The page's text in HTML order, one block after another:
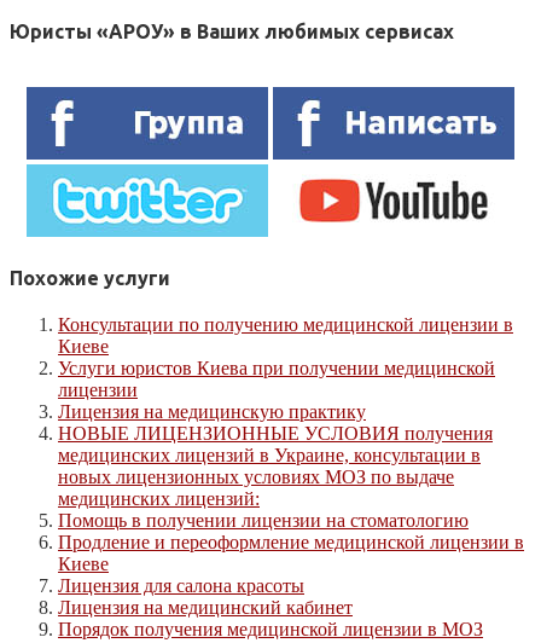
Юристы «АРОУ» в Ваших любимых сервисах
Похожие услуги
Консультации по получению медицинской лицензии в
Киеве
Услуги юристов Киева при получении медицинской
лицензии
Лицензия на медицинскую практику
НОВЫЕ ЛИЦЕНЗИОННЫЕ УСЛОВИЯ получения
медицинских лицензий в Украине, консультации в
новых лицензионных условиях МОЗ по выдаче
медицинских лицензий:
Помощь в получении лицензии на стоматологию
Продление и переоформление медицинской лицензии в
Киеве
Лицензия для салона красоты
Лицензия на медицинский кабинет
Порядок получения медицинской лицензии в МОЗ